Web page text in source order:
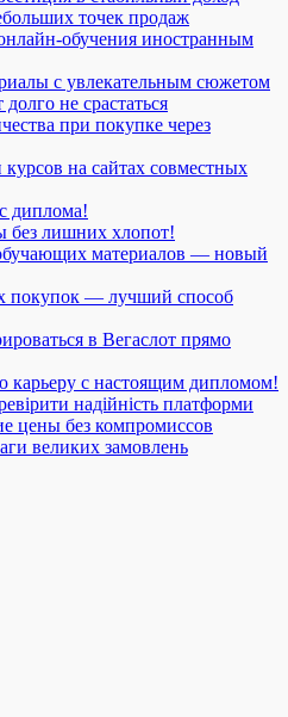
точек продаж
обучения иностранным
с увлекательным сюжетом
не срастаться
при покупке через
на сайтах совместных
диплома!
без лишних хлопот!
материалов — новый
покупок — лучший способ
в Вегаслот прямо
с настоящим дипломом!
надійність платформи
цены без компромиссов
великих замовлень